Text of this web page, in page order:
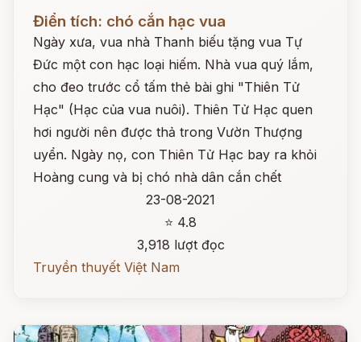
Đọc ngay
Điển tích: chó cắn hạc vua
Ngày xưa, vua nhà Thanh biếu tặng vua Tự
Đức một con hạc loại hiếm. Nhà vua quý lắm,
cho đeo trước cổ tấm thẻ bài ghi "Thiên Tử
Hạc" (Hạc của vua nuôi). Thiên Tử Hạc quen
hơi người nên được thả trong Vườn Thượng
uyển. Ngày nọ, con Thiên Tử Hạc bay ra khỏi
Hoàng cung và bị chó nhà dân cắn chết
23-08-2021
⭐ 4.8
3,918 lượt đọc
Truyền thuyết Việt Nam